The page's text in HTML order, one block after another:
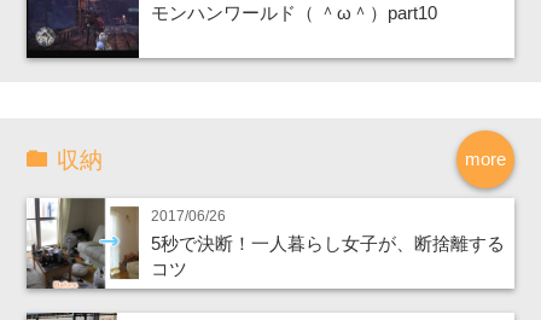
モンハンワールド（ ＾ω＾）part10
more
収納
2017/06/26
5秒で決断！一人暮らし女子が、断捨離する
コツ